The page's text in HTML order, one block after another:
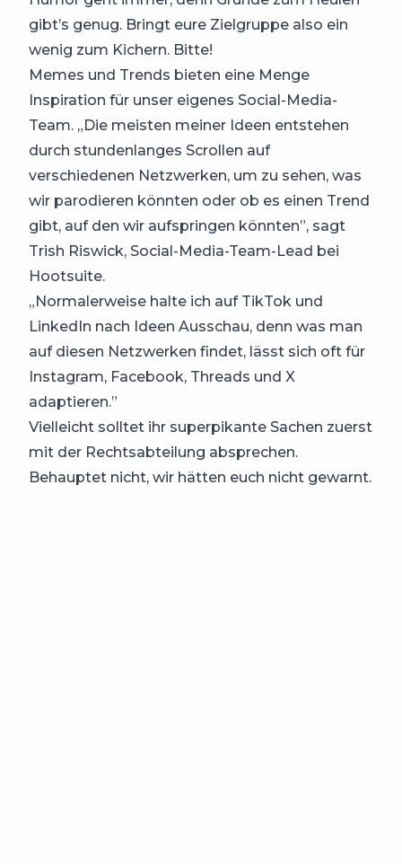
gibt’s genug. Bringt eure Zielgruppe also ein
wenig zum Kichern. Bitte!
Memes und Trends bieten eine Menge
Inspiration für unser eigenes Social-Media-
Team. „Die meisten meiner Ideen entstehen
durch stundenlanges Scrollen auf
verschiedenen Netzwerken, um zu sehen, was
wir parodieren könnten oder ob es einen Trend
gibt, auf den wir aufspringen könnten”, sagt
Trish Riswick, Social-Media-Team-Lead bei
Hootsuite.
„Normalerweise halte ich auf TikTok und
LinkedIn nach Ideen Ausschau, denn was man
auf diesen Netzwerken findet, lässt sich oft für
Instagram, Facebook, Threads und X
adaptieren.”
Vielleicht solltet ihr superpikante Sachen zuerst
mit der Rechtsabteilung absprechen.
Behauptet nicht, wir hätten euch nicht gewarnt.